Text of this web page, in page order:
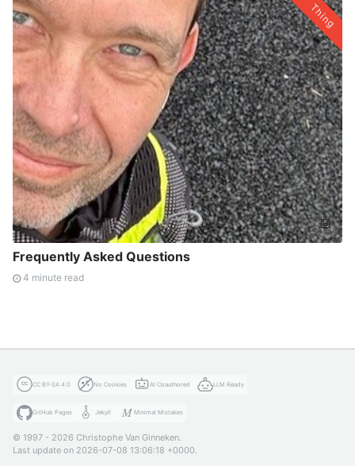
Thing
🤖
Frequently Asked Questions
4 minute read
CC BY-SA 4.0 No Cookies AI Coauthored LLM Ready
GitHub Pages Jekyll Minimal Mistakes
© 1997 - 2026 Christophe Van Ginneken.
Last update on 2026-07-08 13:06:18 +0000.